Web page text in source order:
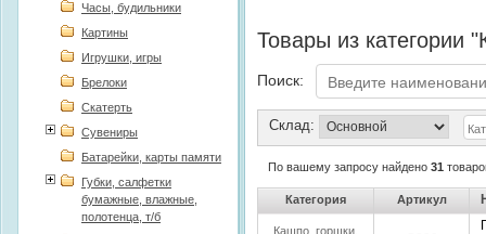
Часы, будильники
Картины
Игрушки, игры
Брелоки
Скатерть
Сувениры
Батарейки, карты памяти
Губки, салфетки
бумажные, влажные,
полотенца, т/б
Товары из категории
Поиск:
Склад:
По вашему запросу найдено 31
Категория Артикул
Кашпо, горшки,